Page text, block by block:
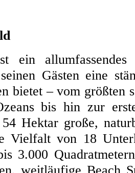
ein allumfassendes
Gästen eine
bietet – vom größten
bis hin zur
Hektar große,
Vielfalt von 18
3.000
weitläufige Beach